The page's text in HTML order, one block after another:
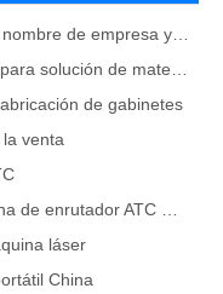
de gabinetes
venta
láser
China